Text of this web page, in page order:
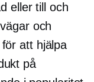
eller till och
och
att hjälpa
på